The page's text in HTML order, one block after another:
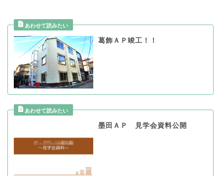
葛飾ＡＰ竣工！！
墨田ＡＰ 見学会資料公開